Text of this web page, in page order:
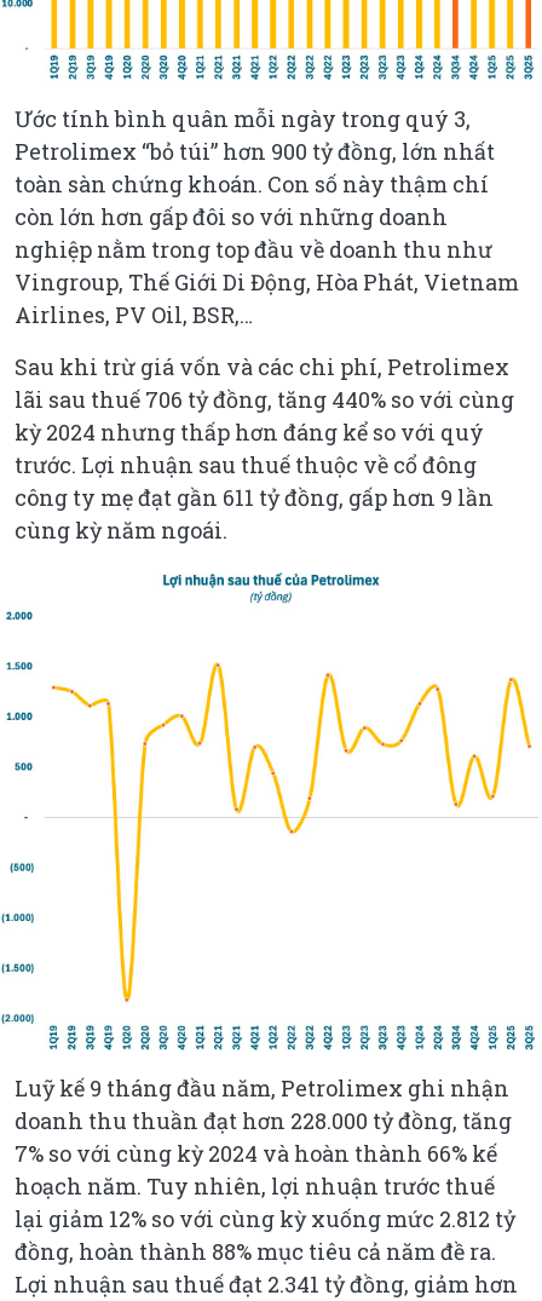
Ước tính bình quân mỗi ngày trong quý 3,
Petrolimex “bỏ túi” hơn 900 tỷ đồng, lớn nhất
toàn sàn chứng khoán. Con số này thậm chí
còn lớn hơn gấp đôi so với những doanh
nghiệp nằm trong top đầu về doanh thu như
Vingroup, Thế Giới Di Động, Hòa Phát, Vietnam
Airlines, PV Oil, BSR,…
Sau khi trừ giá vốn và các chi phí, Petrolimex
lãi sau thuế 706 tỷ đồng, tăng 440% so với cùng
kỳ 2024 nhưng thấp hơn đáng kể so với quý
trước. Lợi nhuận sau thuế thuộc về cổ đông
công ty mẹ đạt gần 611 tỷ đồng, gấp hơn 9 lần
cùng kỳ năm ngoái.
Luỹ kế 9 tháng đầu năm, Petrolimex ghi nhận
doanh thu thuần đạt hơn 228.000 tỷ đồng, tăng
7% so với cùng kỳ 2024 và hoàn thành 66% kế
hoạch năm. Tuy nhiên, lợi nhuận trước thuế
lại giảm 12% so với cùng kỳ xuống mức 2.812 tỷ
đồng, hoàn thành 88% mục tiêu cả năm đề ra.
Lợi nhuận sau thuế đạt 2.341 tỷ đồng, giảm hơn